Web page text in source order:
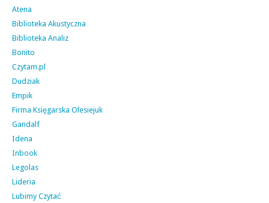
Atena
Biblioteka Akustyczna
Biblioteka Analiz
Bonito
Czytam.pl
Dudziak
Empik
Firma Księgarska Olesiejuk
Gandalf
Idena
Inbook
Legolas
Lideria
Lubimy Czytać